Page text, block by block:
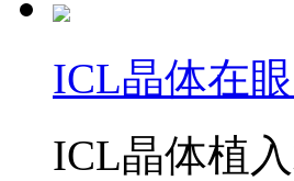
ICL晶体在
ICL晶体植